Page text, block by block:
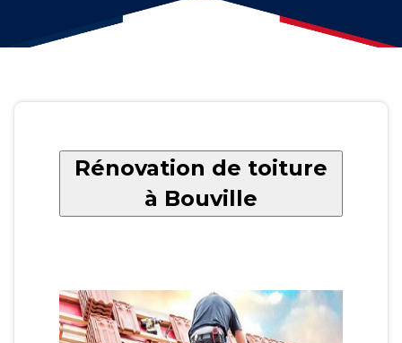
Rénovation de toiture
à Bouville